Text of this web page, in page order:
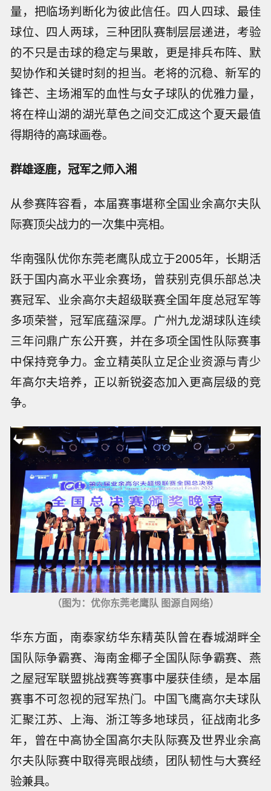
量，把临场判断化为彼此信任。四人四球、最佳
球位、四人两球，三种团队赛制层层递进，考验
的不只是击球的稳定与果敢，更是排兵布阵、默
契协作和关键时刻的担当。老将的沉稳、新军的
锋芒、主场湘军的血性与女子球队的优雅力量，
将在梓山湖的湖光草色之间交汇成这个夏天最值
得期待的高球画卷。
群雄逐鹿，冠军之师入湘
从参赛阵容看，本届赛事堪称全国业余高尔夫队
际赛顶尖战力的一次集中亮相。
华南强队优你东莞老鹰队成立于2005年，长期活
跃于国内高水平业余赛场，曾获别克俱乐部总决
赛冠军、业余高尔夫超级联赛全国年度总冠军等
多项荣誉，冠军底蕴深厚。广州九龙湖球队连续
三年问鼎广东公开赛，并在多项全国性队际赛事
中保持竞争力。金立精英队立足企业资源与青少
年高尔夫培养，正以新锐姿态加入更高层级的竞
争。
（图为：优你东莞老鹰队 图源自网络）
华东方面，南泰家纺华东精英队曾在春城湖畔全
国队际争霸赛、海南金椰子全国队际争霸赛、燕
之屋冠军联盟挑战赛等赛事中屡获佳绩，是本届
赛事不可忽视的冠军热门。中国飞鹰高尔夫球队
汇聚江苏、上海、浙江等多地球员，征战南北多
年，曾在中高协全国高尔夫队际赛及世界业余高
尔夫队际赛中取得亮眼战绩，团队韧性与大赛经
验兼具。